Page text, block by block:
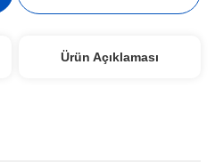
Ürün Açıklaması